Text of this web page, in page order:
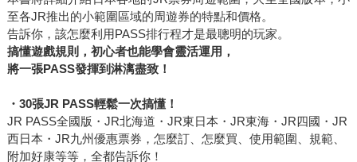
至各JR推出的小範圍區域的周遊券的特點和價格。
告訴你，該怎麼利用PASS排行程才是最聰明的玩家。
搞懂遊戲規則，初心者也能學會靈活運用，
將一張PASS發揮到淋漓盡致！
・ 30張JR PASS輕鬆一次搞懂！
JR PASS全國版・JR北海道・JR東日本・JR東海・JR四國・JR
西日本・JR九州優惠票券，怎麼訂、怎麼買、使用範圍、規範、
附加好康等等，全都告訴你！